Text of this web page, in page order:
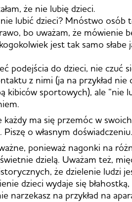
że nie lubię dzieci.
lubić dzieci? Mnóstwo osób
bo uważam, że mówienie
jest tak samo słabe
podejścia do dzieci, nie czuć
z nimi (ja na przykład
kibiców sportowych), ale “nie
każdy ma się przemóc w
Piszę o własnym doświadczeniu.
ponieważ nagonki na
dzielą. Uważam też,
że dzielenie ludzi
dzieci wydaje się
narzekasz na przykład na